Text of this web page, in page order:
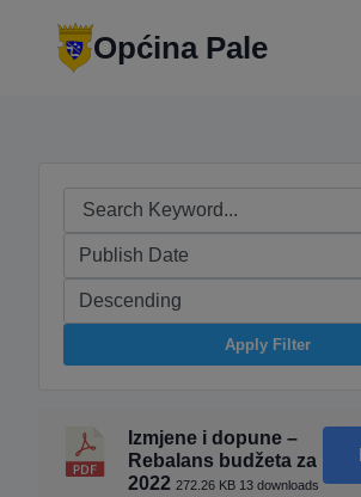
Općina Pale
Apply Filter
Izmjene i dopune –
Rebalans budžeta za
2022 272.26 KB 13 downloads